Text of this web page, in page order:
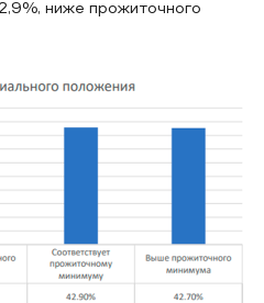
ниже прожиточного